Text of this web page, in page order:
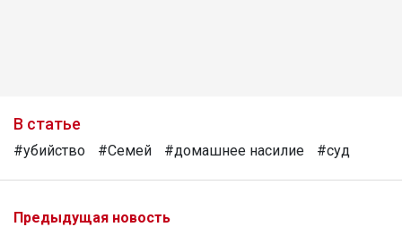
В статье
#убийство #Семей #домашнее насилие #суд
Предыдущая новость